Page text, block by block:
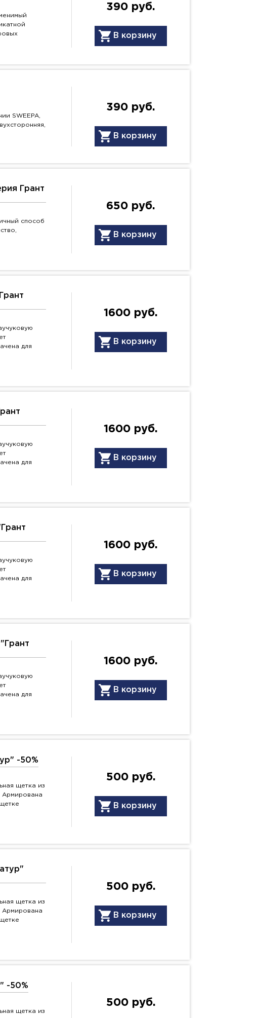
390 руб.
В корзину
SWEEPA,
390 руб.
В корзину
Грант
способ
650 руб.
В корзину
для
1600 руб.
В корзину
для
1600 руб.
В корзину
для
1600 руб.
В корзину
для
1600 руб.
В корзину
-50%
щетка из
Армирована
500 руб.
В корзину
щетка из
Армирована
500 руб.
В корзину
-50%
щетка из
500 руб.